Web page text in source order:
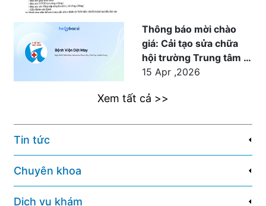
Thông báo mời chào
giá: Cải tạo sửa chữa
hội trường Trung tâm Y
tế Dệt May
15 Apr ,2026
Xem tất cả >>
Tin tức
Chuyên khoa
Dịch vụ khám